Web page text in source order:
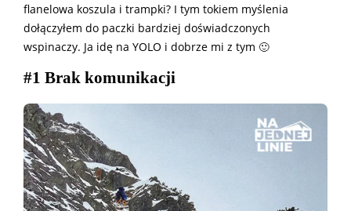
flanelowa koszula i trampki? I tym tokiem myślenia
dołączyłem do paczki bardziej doświadczonych
wspinaczy. Ja idę na YOLO i dobrze mi z tym 🙂
#1 Brak komunikacji